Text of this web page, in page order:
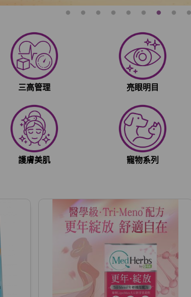
三高管理 亮眼明目
護膚美肌 寵物系列